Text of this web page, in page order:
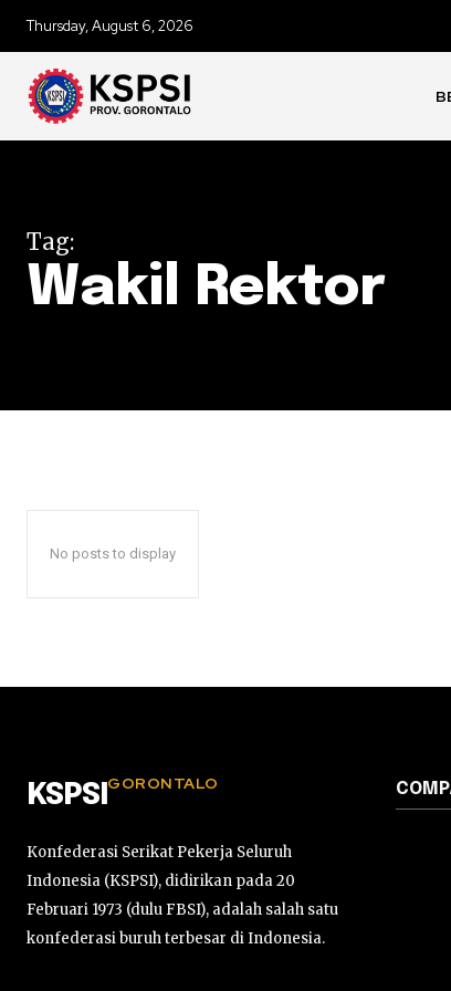
Thursday, August 6, 2026
Tag:
Wakil Rektor
No posts to display
KSPSI GORONTALO
Konfederasi Serikat Pekerja Seluruh
Indonesia (KSPSI), didirikan pada 20
Februari 1973 (dulu FBSI), adalah salah satu
konfederasi buruh terbesar di Indonesia.